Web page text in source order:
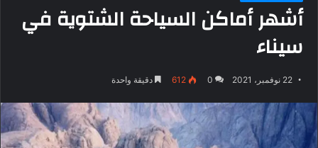
أشهر أماكن السياحة الشتوية في
سيناء
22 نوفمبر، 2021 0
612 دقيقة واحدة